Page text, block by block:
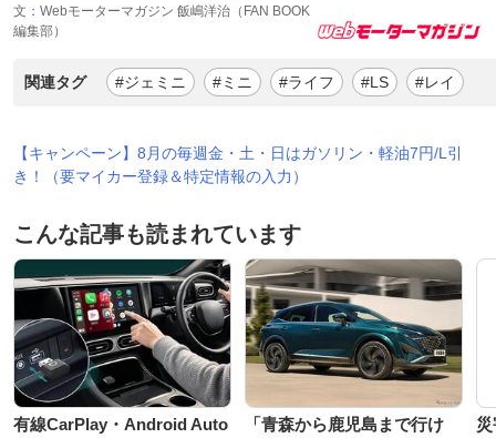
文：Webモーターマガジン 飯嶋洋治（FAN BOOK
編集部）
関連タグ #ジェミニ #ミニ #ライフ #LS #レイ
【キャンペーン】8月の毎週金・土・日はガソリン・軽油7円/L引
き！（要マイカー登録＆特定情報の入力）
こんな記事も読まれています
有線CarPlay・Android Auto
「青森から鹿児島まで行け